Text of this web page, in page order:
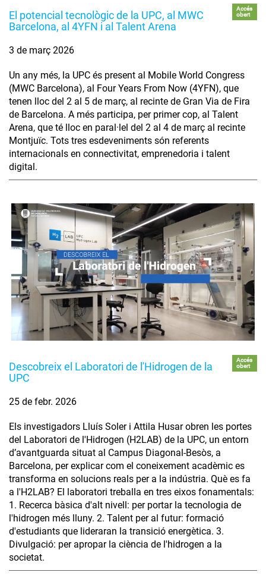
El potencial tecnològic de la UPC, al MWC
Barcelona, al 4YFN i al Talent Arena
Accés
obert
3 de març 2026
Un any més, la UPC és present al Mobile World Congress
(MWC Barcelona), al Four Years From Now (4YFN), que
tenen lloc del 2 al 5 de març, al recinte de Gran Via de Fira
de Barcelona. A més participa, per primer cop, al Talent
Arena, que té lloc en paral·lel del 2 al 4 de març al recinte
Montjuïc. Tots tres esdeveniments són referents
internacionals en connectivitat, emprenedoria i talent
digital.
Descobreix el Laboratori de l'Hidrogen de la
UPC
Accés
obert
25 de febr. 2026
Els investigadors Lluís Soler i Attila Husar obren les portes
del Laboratori de l'Hidrogen (H2LAB) de la UPC, un entorn
d’avantguarda situat al Campus Diagonal-Besòs, a
Barcelona, per explicar com el coneixement acadèmic es
transforma en solucions reals per a la indústria. Què es fa
a l'H2LAB? El laboratori treballa en tres eixos fonamentals:
1. Recerca bàsica d'alt nivell: per portar la tecnologia de
l'hidrogen més lluny. 2. Talent per al futur: formació
d'estudiants que lideraran la transició energètica. 3.
Divulgació: per apropar la ciència de l'hidrogen a la
societat.